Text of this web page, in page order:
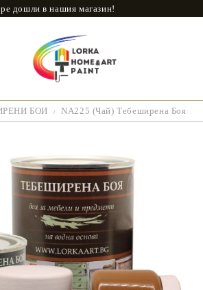
дошли в нашия магазин!
БОИ NA225 (Чай) Тебеширена Боя